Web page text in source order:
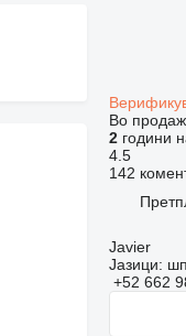
Во
2години
4.5
142
Javier
Јазици:
+52 662